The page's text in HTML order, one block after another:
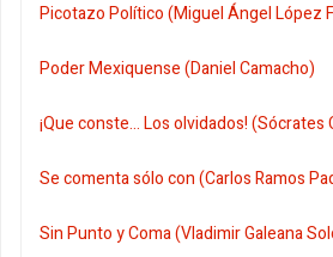
Picotazo Político (Miguel Ángel López
Poder Mexiquense (Daniel Camacho)
¡Que conste... Los olvidados! (Sócrates
Se comenta sólo con (Carlos Ramos
Sin Punto y Coma (Vladimir Galeana